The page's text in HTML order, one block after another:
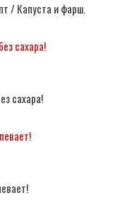
/ Капуста и фарш.
сахара!
сахара!